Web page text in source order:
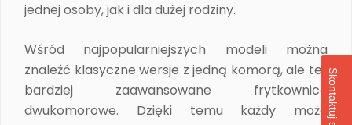
jednej osoby, jak i dla dużej rodziny.
Wśród najpopularniejszych modeli można
znaleźć klasyczne wersje z jedną komorą, ale też
bardziej zaawansowane frytkownice
dwukomorowe. Dzięki temu każdy może